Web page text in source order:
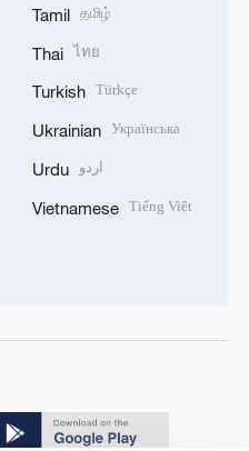
Tamil தமிழ்
Thai ไทย
Turkish Türkçe
Ukrainian Українська
Urdu اردو
Vietnamese Tiếng Việt